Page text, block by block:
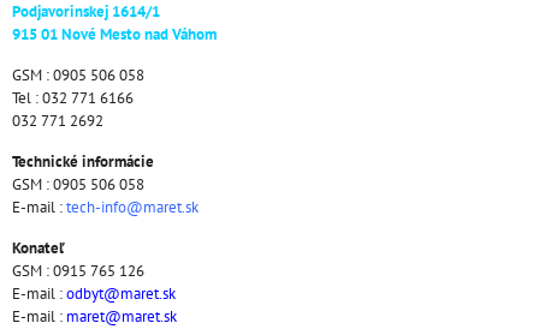
Podjavorinskej 1614/1
915 01 Nové Mesto nad Váhom
GSM : 0905 506 058
Tel : 032 771 6166
032 771 2692
Technické informácie
GSM : 0905 506 058
E-mail :tech-info@maret.sk
Konateľ
GSM : 0915 765 126
E-mail :odbyt@maret.sk
E-mail : maret@maret.sk